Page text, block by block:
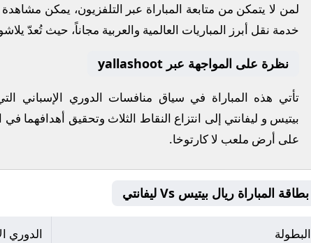
لمن لا يتمكن من متابعة المباراة عبر التلفزيون، يمكن مشاهدة
خدمة نقل أبرز المباريات العالمية والعربية مجاناً، حيث تُعدّ
نظرة على المواجهة عبر yallashoot
تأتي هذه المباراة في سياق منافسات الدوري الإسباني
بيتيس و ليفانتي إلى انتزاع النقاط الثلاث وتحقيق أهدافهما
على أرض ملعب لا كارتوخا.
بطاقة المباراة ريال بيتيس Vs ليفانتي
البطولة الدوري